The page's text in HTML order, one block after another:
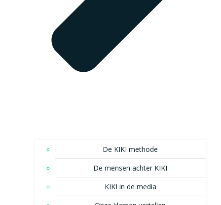
De KIKI methode
De mensen achter KIKI
KIKI in de media